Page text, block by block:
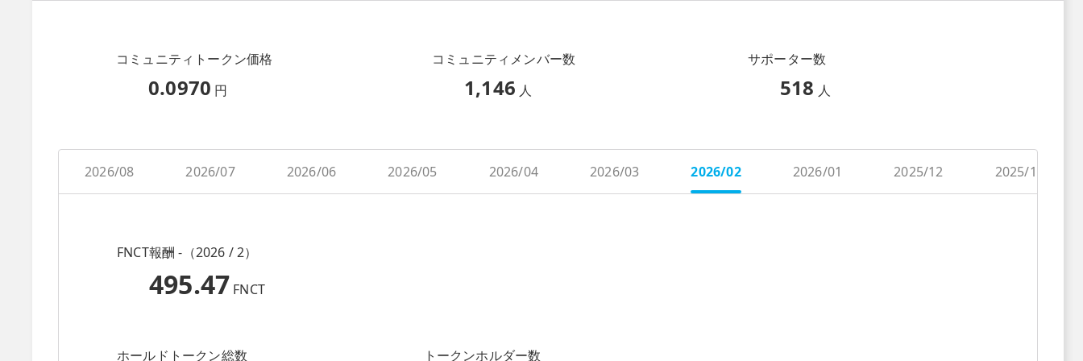
コミュニティトークン価格
0.0970 円
コミュニティメンバー数
1,146 人
サポーター数
518 人
2026/08 2026/07 2026/06 2026/05 2026/04 2026/03 2026/02 2026/01 2025/12 2025/11
FNCT報酬 -（2026 / 2）
495.47 FNCT
ホールドトークン総数 トークンホルダー数